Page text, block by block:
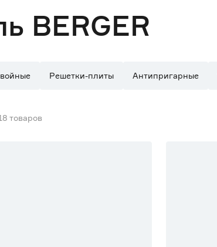
BERGER
Решетки-плиты Антипригарные
товаров